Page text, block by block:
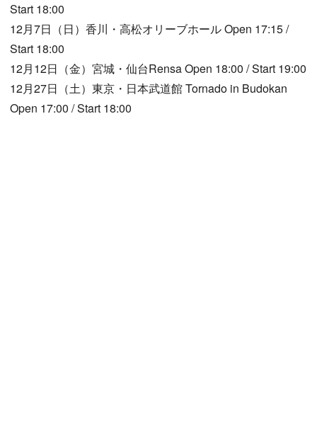
Start 18:00
12月7日（日）香川・高松オリーブホール Open 17:15 /
Start 18:00
12月12日（金）宮城・仙台Rensa Open 18:00 / Start 19:00
12月27日（土）東京・日本武道館 Tornado in Budokan
Open 17:00 / Start 18:00